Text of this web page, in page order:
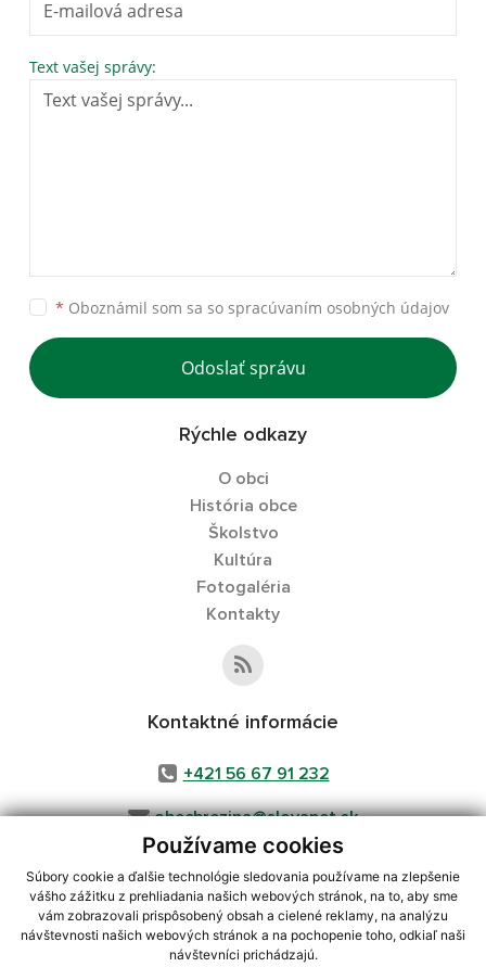
Používame cookies
Súbory cookie a ďalšie technológie sledovania používame na zlepšenie
vášho zážitku z prehliadania našich webových stránok, na to, aby sme
vám zobrazovali prispôsobený obsah a cielené reklamy, na analýzu
návštevnosti našich webových stránok a na pochopenie toho, odkiaľ naši
návštevníci prichádzajú.
Text vašej správy:
* Oboznámil som sa so spracúvaním osobných údajov
Odoslať správu
Rýchle odkazy
O obci
História obce
Školstvo
Kultúra
Fotogaléria
Kontakty
Kontaktné informácie
+421 56 67 91 232
obecbrezina@slovanet.sk
využite možnosť získavania aktuálnych informácií s využitím RSS
CMS systém (redakčný) systém ECHELON 2,Mapa stránok,web portál
webex.digital, s.r.o.,domény,registrácia domény